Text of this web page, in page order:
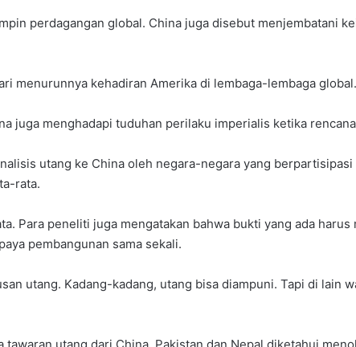
perdagangan global. China juga disebut menjembatani
menurunnya kehadiran Amerika di lembaga-lembaga global.
juga menghadapi tuduhan perilaku imperialis ketika
utang ke China oleh negara-negara yang
rata.
Para peneliti juga mengatakan bahwa bukti yang ada
pembangunan sama sekali.
utang. Kadang-kadang, utang bisa diampuni. Tapi di lain